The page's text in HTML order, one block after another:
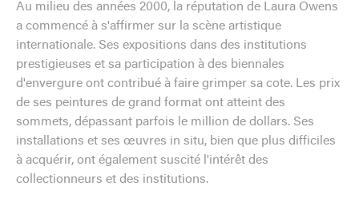
Au milieu des années 2000, la réputation de Laura Owens
a commencé à s'affirmer sur la scène artistique
internationale. Ses expositions dans des institutions
prestigieuses et sa participation à des biennales
d'envergure ont contribué à faire grimper sa cote. Les prix
de ses peintures de grand format ont atteint des
sommets, dépassant parfois le million de dollars. Ses
installations et ses œuvres in situ, bien que plus difficiles
à acquérir, ont également suscité l'intérêt des
collectionneurs et des institutions.